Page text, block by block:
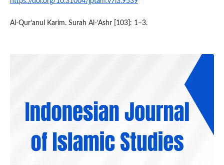
Al-Qur’anul Karim. Surah Al-‘Ashr [103]: 1–3.